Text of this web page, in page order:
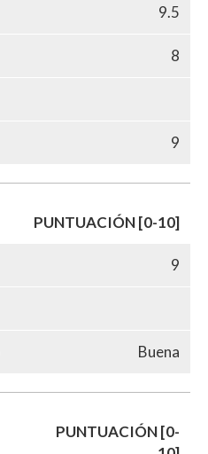
9.5
8
9
PUNTUACIÓN [0-10]
9
Buena
PUNTUACIÓN [0-